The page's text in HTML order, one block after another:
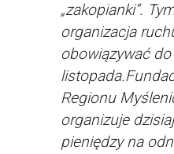
„zakopianki”.
organizacja
obowiązywać
listopada.
Regionu
organizuje
pieniędzy na